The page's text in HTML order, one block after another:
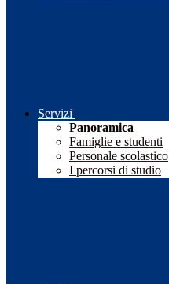
Servizi
Panoramica
Famiglie e studenti
Personale scolastico
I percorsi di studio